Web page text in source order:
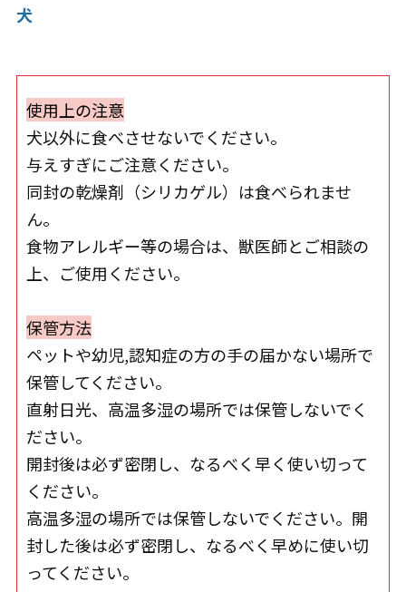
犬
使用上の注意
犬以外に食べさせないでください。
与えすぎにご注意ください。
同封の乾燥剤（シリカゲル）は食べられませ
ん。
食物アレルギー等の場合は、獣医師とご相談の
上、ご使用ください。
保管方法
ペットや幼児,認知症の方の手の届かない場所で
保管してください。
直射日光、高温多湿の場所では保管しないでく
ださい。
開封後は必ず密閉し、なるべく早く使い切って
ください。
高温多湿の場所では保管しないでください。開
封した後は必ず密閉し、なるべく早めに使い切
ってください。